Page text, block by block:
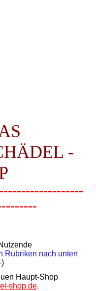
-
Rubriken nach unten
)
Haupt-Shop
shop.de.